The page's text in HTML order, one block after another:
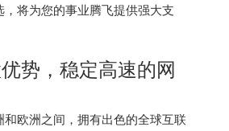
将为您的事业腾飞提供强大支
势，稳定高速的网
欧洲之间，拥有出色的全球互联